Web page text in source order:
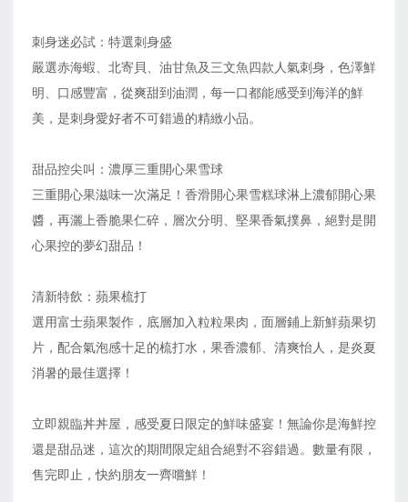
刺身迷必試：特選刺身盛
嚴選赤海蝦、北寄貝、油甘魚及三文魚四款人氣刺身，色澤鮮
明、口感豐富，從爽甜到油潤，每一口都能感受到海洋的鮮
美，是刺身愛好者不可錯過的精緻小品。
甜品控尖叫：濃厚三重開心果雪球
三重開心果滋味一次滿足！香滑開心果雪糕球淋上濃郁開心果
醬，再灑上香脆果仁碎，層次分明、堅果香氣撲鼻，絕對是開
心果控的夢幻甜品！
清新特飲：蘋果梳打
選用富士蘋果製作，底層加入粒粒果肉，面層鋪上新鮮蘋果切
片，配合氣泡感十足的梳打水，果香濃郁、清爽怡人，是炎夏
消暑的最佳選擇！
立即親臨丼丼屋，感受夏日限定的鮮味盛宴！無論你是海鮮控
還是甜品迷，這次的期間限定組合絕對不容錯過。數量有限，
售完即止，快約朋友一齊嚐鮮！